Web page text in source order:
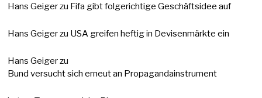
Hans Geigerzu Fifa gibt folgerichtige Geschäftsidee auf
Hans Geigerzu USA greifen heftig in Devisenmärkte ein
Hans Geigerzu
Bund versucht sich erneut an Propagandainstrument